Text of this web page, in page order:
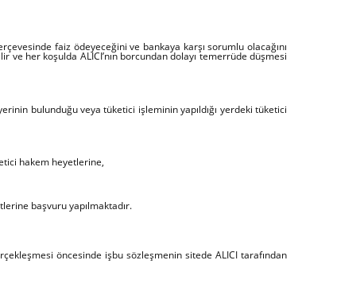
faiz ödeyeceğini ve bankaya karşı sorumlu olacağını
her koşulda ALICI’nın borcundan dolayı temerrüde düşmesi
bulunduğu veya tüketici işleminin yapıldığı yerdeki tüketici
hakem heyetlerine,
başvuru yapılmaktadır.
öncesinde işbu sözleşmenin sitede ALICI tarafından